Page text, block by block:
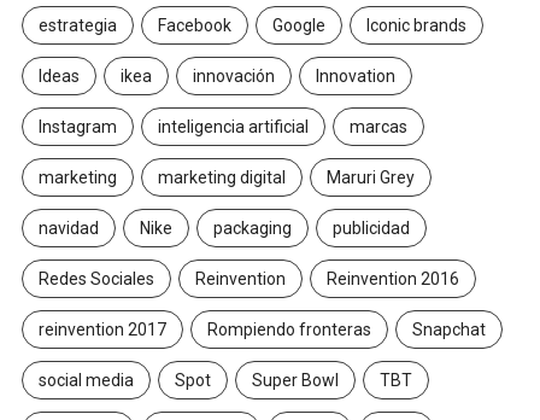
estrategia Facebook Google Iconic brands
Ideas ikea innovación Innovation
Instagram inteligencia artificial marcas
marketing marketing digital Maruri Grey
navidad Nike packaging publicidad
Redes Sociales Reinvention Reinvention 2016
reinvention 2017 Rompiendo fronteras Snapchat
social media Spot Super Bowl TBT